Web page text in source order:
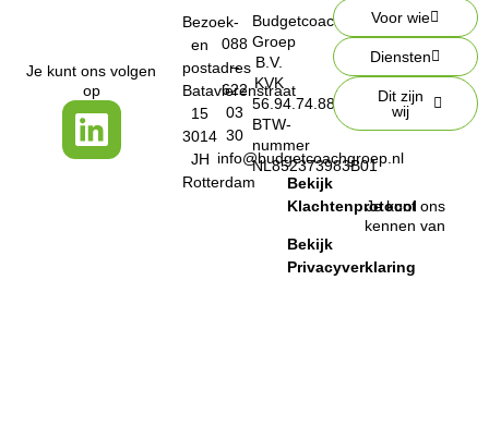
Je kunt ons volgen
op
Bezoek-
en
postadres
Batavierenstraat
15
3014
JH
Rotterdam
088
–
622
03
30
info@budgetcoachgroep.nl
Budgetcoach
Groep
B.V.
KVK
56.94.74.88
BTW-
nummer
NL852373983B01
Bekijk
Privacyverklaring
Bekijk
Klachtenprotocol
Voor wie
Diensten
Dit zijn
wij
Je kunt ons
kennen van